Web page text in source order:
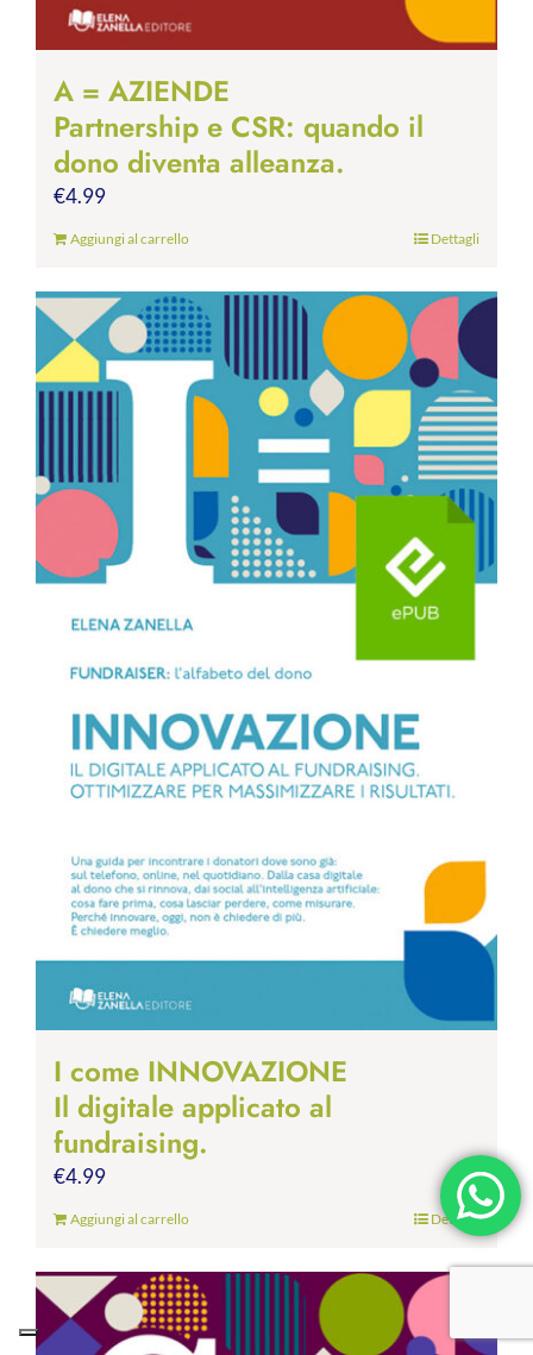
A = AZIENDE
Partnership e CSR: quando il
dono diventa alleanza.
€4.99
Aggiungi al carrello Dettagli
I come INNOVAZIONE
Il digitale applicato al
fundraising.
€4.99
Aggiungi al carrello Dettagli